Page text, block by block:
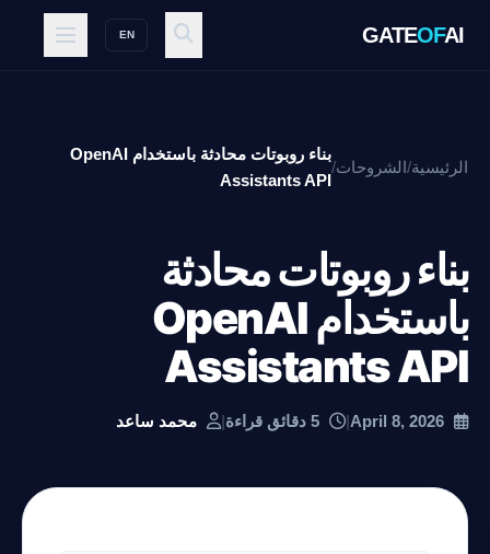
GATEOFAI
EN
الرئيسية/الشروحات/
بناء روبوتات محادثة باستخدام OpenAI
Assistants API
بناء روبوتات محادثة
باستخدام OpenAI
Assistants API
|
| محمد ساعد